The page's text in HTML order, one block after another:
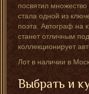
посвятил
стала одной из
поэта. Автограф на
станет отличным
коллекционирует
Лот в наличии в
Выбрать и